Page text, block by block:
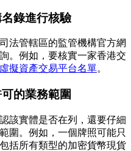
錄進行核驗
法管轄區的監管機構官方網
。例如，要核實一家香港交
擬資產交易平台名單。
的業務範圍
該實體是否在列，還要仔細
圍。例如，一個牌照可能只
括所有類型的加密貨幣現貨